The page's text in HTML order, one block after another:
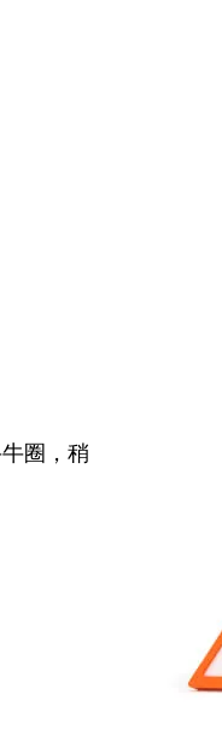
圈，稍